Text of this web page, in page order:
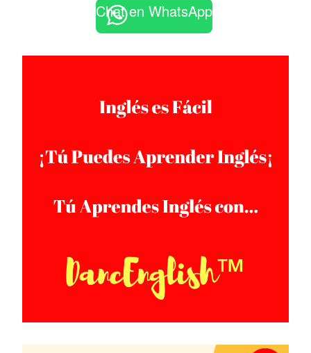
Chat en WhatsApp